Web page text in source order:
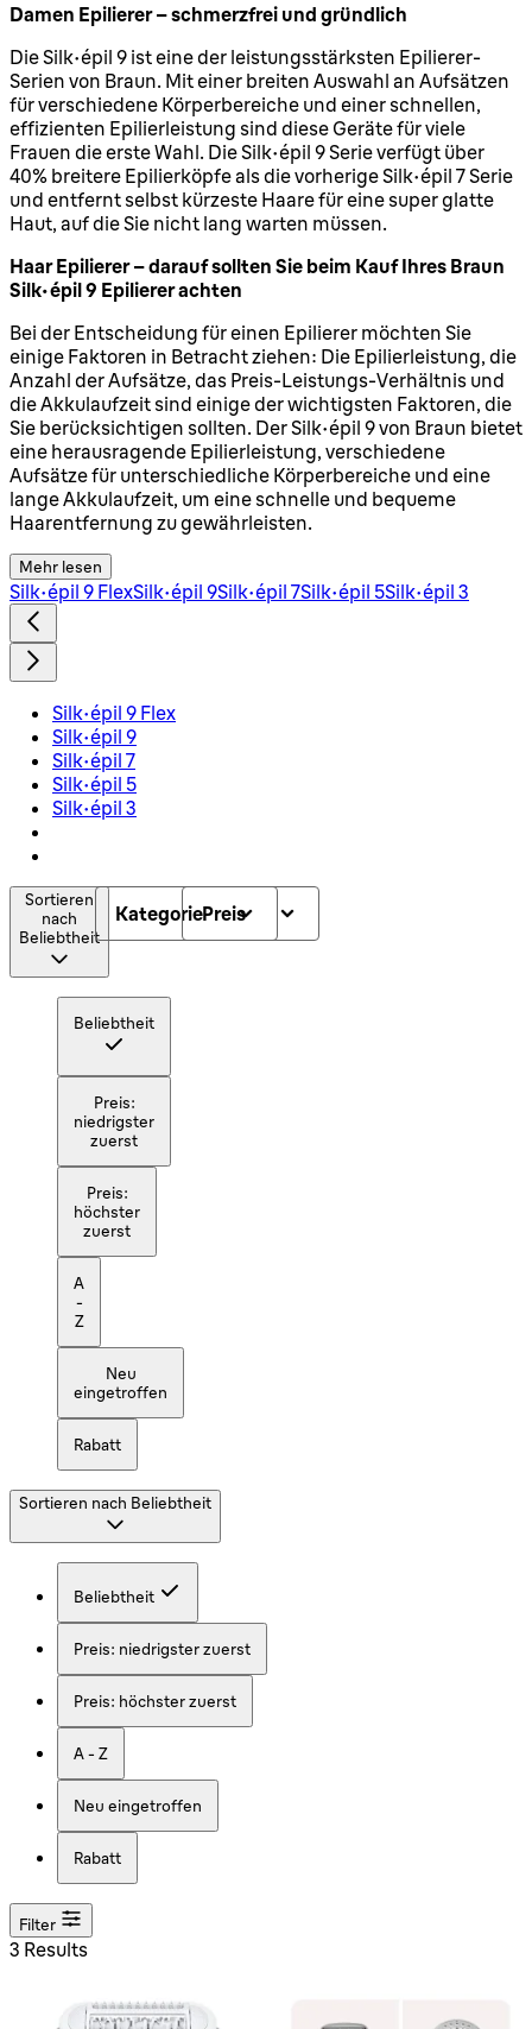
Damen Epilierer – schmerzfrei und gründlich
Die Silk-épil 9 ist eine der leistungsstärksten Epilierer-
Serien von Braun. Mit einer breiten Auswahl an Aufsätzen
für verschiedene Körperbereiche und einer schnellen,
effizienten Epilierleistung sind diese Geräte für viele
Frauen die erste Wahl. Die Silk-épil 9 Serie verfügt über
40% breitere Epilierköpfe als die vorherige Silk-épil 7 Serie
und entfernt selbst kürzeste Haare für eine super glatte
Haut, auf die Sie nicht lang warten müssen.
Haar Epilierer – darauf sollten Sie beim Kauf Ihres Braun
Silk épil 9 Epilierer achten
Bei der Entscheidung für einen Epilierer möchten Sie
einige Faktoren in Betracht ziehen: Die Epilierleistung, die
Anzahl der Aufsätze, das Preis-Leistungs-Verhältnis und
die Akkulaufzeit sind einige der wichtigsten Faktoren, die
Sie berücksichtigen sollten. Der Silk-épil 9 von Braun bietet
eine herausragende Epilierleistung, verschiedene
Aufsätze für unterschiedliche Körperbereiche und eine
lange Akkulaufzeit, um eine schnelle und bequeme
Haarentfernung zu gewährleisten.
Mehr lesen
Silk épil 9 FlexSilk épil 9Silk épil 7Silk-épil 5Silk-épil 3
Silk épil 9 Flex
Silk épil 9
Silk épil 7
Silk-épil 5
Silk-épil 3
Sortieren
nach
Beliebtheit
Beliebtheit
Preis:
niedrigster
zuerst
Preis:
höchster
zuerst
A
-
Z
Neu
eingetroffen
Rabatt
KategoriePreis
Sortieren nach Beliebtheit
Beliebtheit
Preis: niedrigster zuerst
Preis: höchster zuerst
A - Z
Neu eingetroffen
Rabatt
Filter
3 Results